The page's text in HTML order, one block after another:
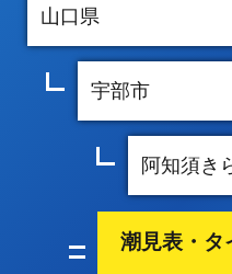
潮見表・タ